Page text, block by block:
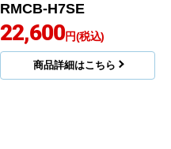
RMCB-H7SE
22,600円(税込)
商品詳細はこちら